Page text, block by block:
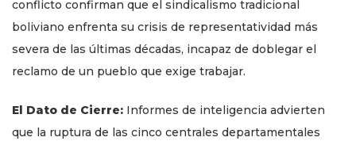
conflicto confirman que el sindicalismo tradicional
boliviano enfrenta su crisis de representatividad más
severa de las últimas décadas, incapaz de doblegar el
reclamo de un pueblo que exige trabajar.
El Dato de Cierre: Informes de inteligencia advierten
que la ruptura de las cinco centrales departamentales